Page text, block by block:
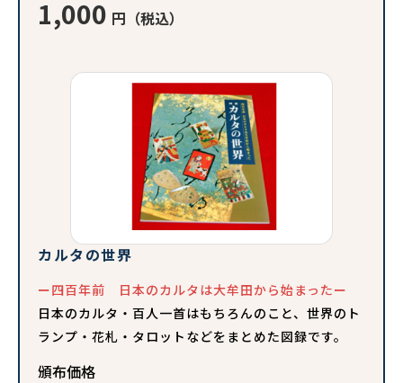
1,000 円（税込）
カルタの世界
ー四百年前 日本のカルタは大牟田から始まったー
日本のカルタ・百人一首はもちろんのこと、世界のト
ランプ・花札・タロットなどをまとめた図録です。
頒布価格